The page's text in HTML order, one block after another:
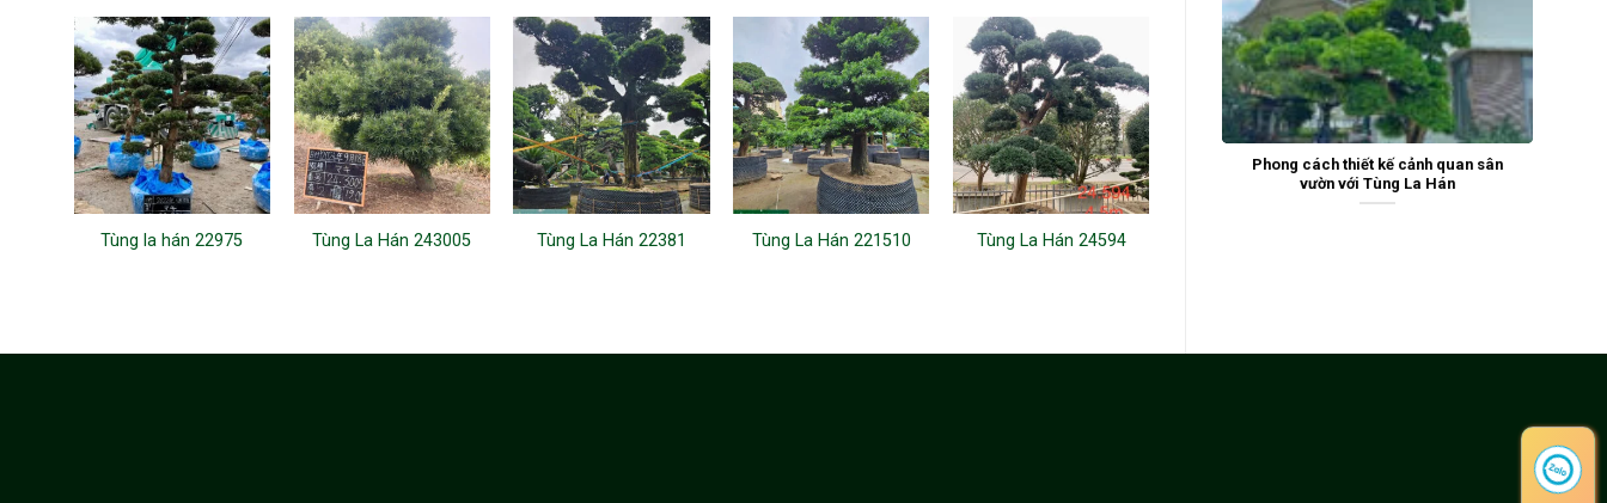
Phong cách thiết kế cảnh quan sân
vườn với Tùng La Hán
Tùng la hán 22975 Tùng La Hán 243005 Tùng La Hán 22381 Tùng La Hán 221510 Tùng La Hán 24594